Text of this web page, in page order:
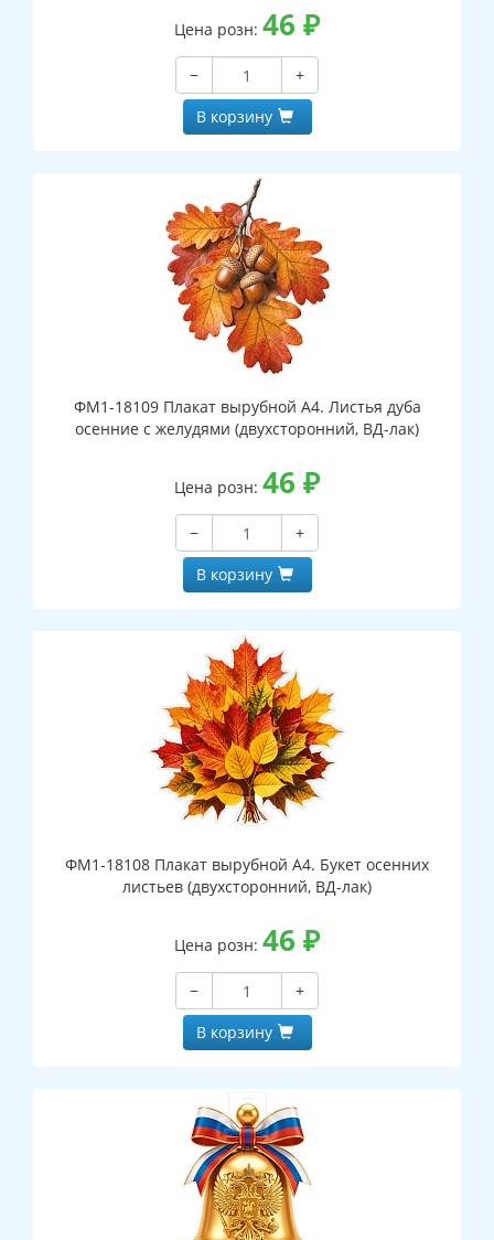
Цена розн: 46 ₽
−
+
В корзину
ФМ1-18109 Плакат вырубной А4. Листья дуба
осенние с желудями (двухсторонний, ВД-лак)
Цена розн: 46 ₽
−
+
В корзину
ФМ1-18108 Плакат вырубной А4. Букет осенних
листьев (двухсторонний, ВД-лак)
Цена розн: 46 ₽
−
+
В корзину